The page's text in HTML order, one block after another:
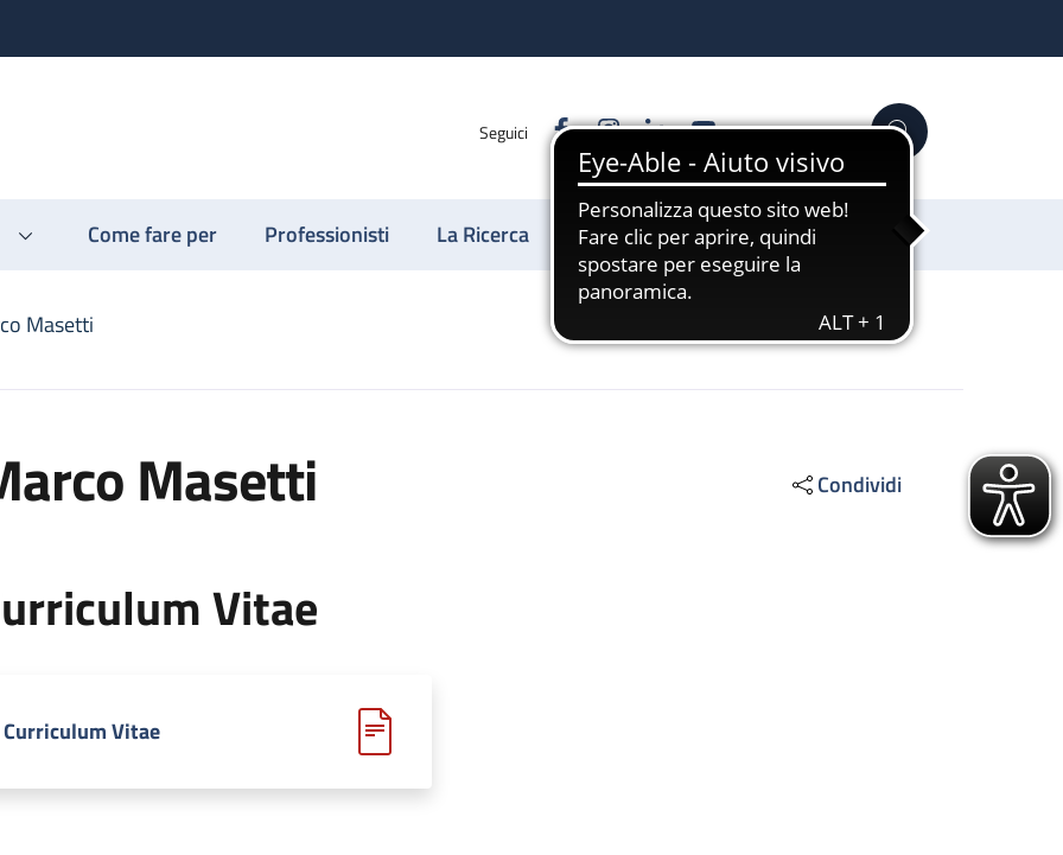
Seguici FacebookInstagram
LinkedinYouTube Cerca
Come fare per Professionisti La Ricerca Sostienici
Masetti
Masetti Condividi
Vitae
Curriculum Vitae